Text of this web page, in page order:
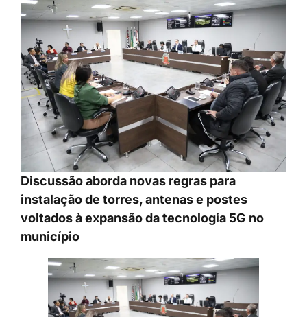
Discussão aborda novas regras para
instalação de torres, antenas e postes
voltados à expansão da tecnologia 5G no
município